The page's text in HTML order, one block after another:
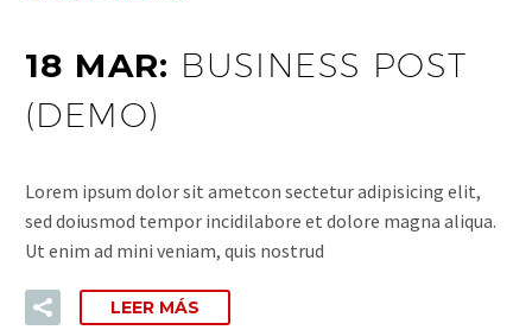
18 MAR: BUSINESS POST
(DEMO)
Lorem ipsum dolor sit ametcon sectetur adipisicing elit,
sed doiusmod tempor incidilabore et dolore magna aliqua.
Ut enim ad mini veniam, quis nostrud
LEER MÁS